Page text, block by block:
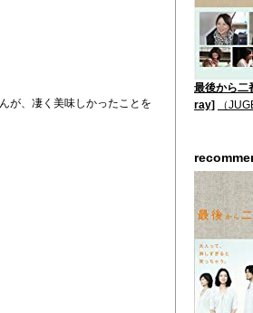
が、凄く美味しかったことを
最後から二
ray]
（